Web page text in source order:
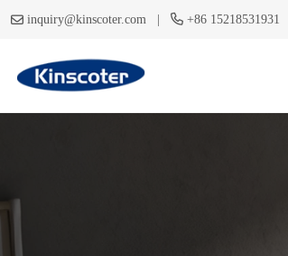
inquiry@kinscoter.com | +86 15218531931